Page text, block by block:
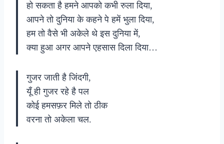
हो सकता है हमने आपको कभी रुला दिया,
आपने तो दुनिया के कहने पे हमें भुला दिया,
हम तो वैसे भी अकेले थे इस दुनिया में,
क्या हुआ अगर आपने एहसास दिला दिया…
गुजर जाती है जिंदगी,
यूँ ही गुजर रहे है पल
कोई हमसफ़र मिले तो ठीक
वरना तो अकेला चल.